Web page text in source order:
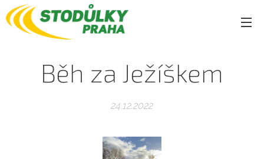
Běh za Ježíškem
24.12.2022